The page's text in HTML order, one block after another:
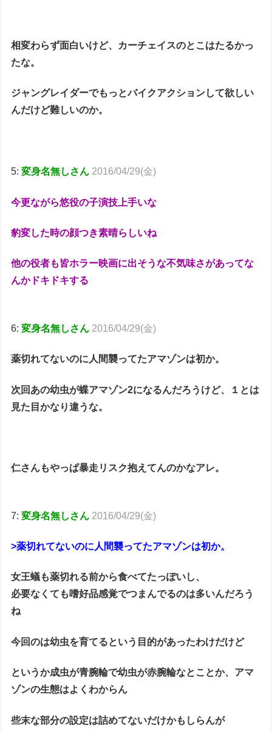
相変わらず面白いけど、カーチェイスのとこはたるかっ
たな。
ジャングレイダーでもっとバイクアクションして欲しい
んだけど難しいのか。
5:変身名無しさん 2016/04/29(金)
今更ながら悠役の子演技上手いな
豹変した時の顔つき素晴らしいね
他の役者も皆ホラー映画に出そうな不気味さがあってな
んかドキドキする
6:変身名無しさん 2016/04/29(金)
薬切れてないのに人間襲ってたアマゾンは初か。
次回あの幼虫が蝶アマゾン2になるんだろうけど、１とは
見た目かなり違うな。
仁さんもやっぱ暴走リスク抱えてんのかなアレ。
7:変身名無しさん 2016/04/29(金)
>薬切れてないのに人間襲ってたアマゾンは初か。
女王蟻も薬切れる前から食べてたっぽいし、
必要なくても嗜好品感覚でつまんでるのは多いんだろう
ね
今回のは幼虫を育てるという目的があったわけだけど
というか成虫が青腕輪で幼虫が赤腕輪なとことか、アマ
ゾンの生態はよくわからん
些末な部分の設定は詰めてないだけかもしらんが